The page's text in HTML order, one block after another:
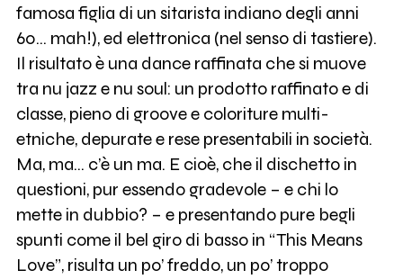
famosa figlia di un sitarista indiano degli anni
60… mah!), ed elettronica (nel senso di tastiere).
Il risultato è una dance raffinata che si muove
tra nu jazz e nu soul: un prodotto raffinato e di
classe, pieno di groove e coloriture multi-
etniche, depurate e rese presentabili in società.
Ma, ma… c’è un ma. E cioè, che il dischetto in
questioni, pur essendo gradevole – e chi lo
mette in dubbio? – e presentando pure begli
spunti come il bel giro di basso in “This Means
Love”, risulta un po’ freddo, un po’ troppo